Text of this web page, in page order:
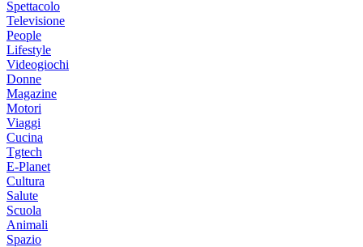
Spettacolo
Televisione
People
Lifestyle
Videogiochi
Donne
Magazine
Motori
Viaggi
Cucina
Tgtech
E-Planet
Cultura
Salute
Scuola
Animali
Spazio